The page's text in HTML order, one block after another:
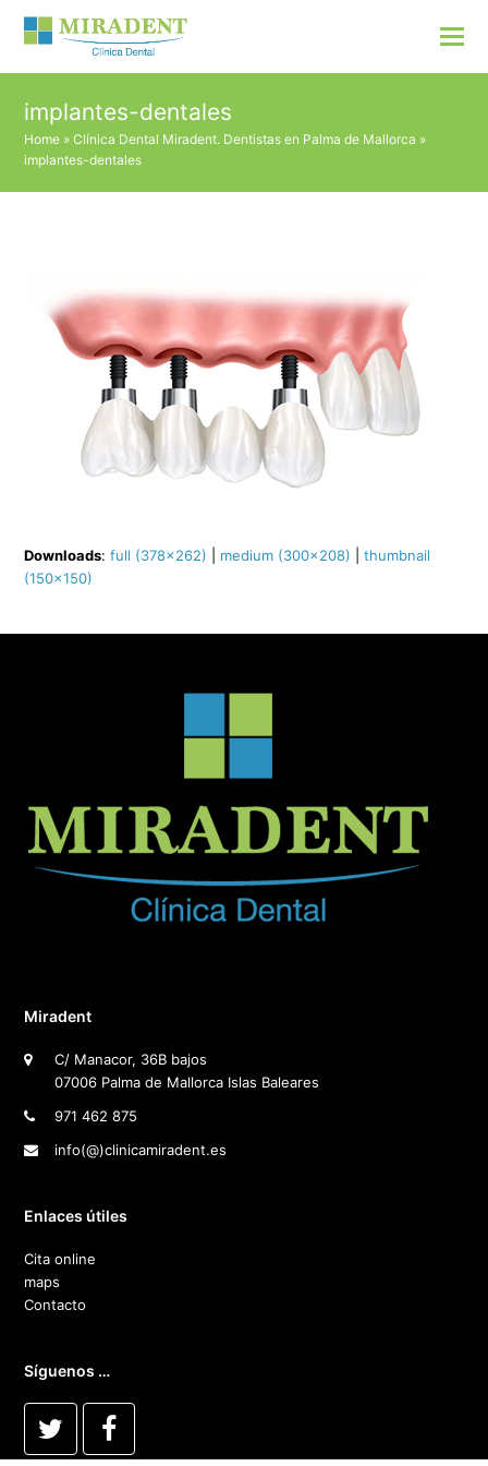
implantes-dentales
Home »Clínica Dental Miradent. Dentistas en Palma de Mallorca »
implantes-dentales
Downloads:full (378x262) medium (300x208) |thumbnail
(150x150)
Miradent
C/ Manacor, 36B bajos
07006 Palma de Mallorca Islas Baleares
971 462 875
info(@)clinicamiradent.es
Enlaces útiles
Cita online
maps
Contacto
Síguenos …
F